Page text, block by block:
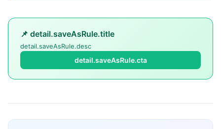
📌 detail.saveAsRule.title
detail.saveAsRule.desc
detail.saveAsRule.cta